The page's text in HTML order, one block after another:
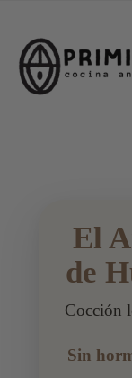
El
de
Cocción
Sin